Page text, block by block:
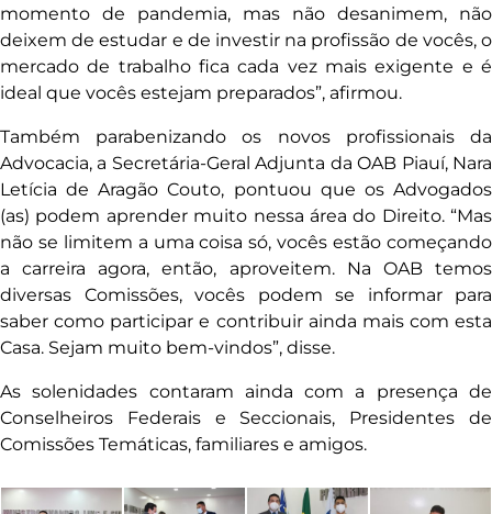
momento de pandemia, mas não desanimem, não
deixem de estudar e de investir na profissão de vocês, o
mercado de trabalho fica cada vez mais exigente e é
ideal que vocês estejam preparados”, afirmou.
Também parabenizando os novos profissionais da
Advocacia, a Secretária-Geral Adjunta da OAB Piauí, Nara
Letícia de Aragão Couto, pontuou que os Advogados
(as) podem aprender muito nessa área do Direito. “Mas
não se limitem a uma coisa só, vocês estão começando
a carreira agora, então, aproveitem. Na OAB temos
diversas Comissões, vocês podem se informar para
saber como participar e contribuir ainda mais com esta
Casa. Sejam muito bem-vindos”, disse.
As solenidades contaram ainda com a presença de
Conselheiros Federais e Seccionais, Presidentes de
Comissões Temáticas, familiares e amigos.